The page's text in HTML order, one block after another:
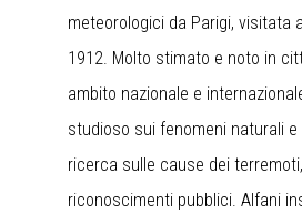
meteorologici da Parigi, visitata
1912. Molto stimato e noto in
ambito nazionale e
studioso sui fenomeni naturali
ricerca sulle cause dei
riconoscimenti pubblici. Alfani